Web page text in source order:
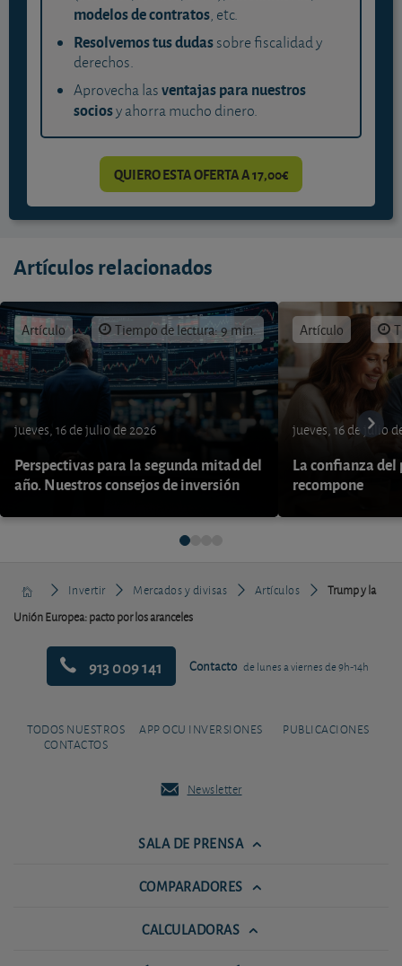
modelos de contratos, etc.
Resolvemos tus dudassobre fiscalidad y
derechos.
Aprovecha lasventajas para nuestros
sociosy ahorra mucho dinero.
QUIERO ESTA OFERTA A 17,00€
Artículos relacionados
Artículo Tiempo de lectura: 9 min.
jueves, 16 de julio de 2026
Perspectivas para la segunda mitad del
año. Nuestros consejos de inversión
Artículo
jueves, 16 de julio
La confianza del
recompone
Invertir Mercados y divisas Artículos
Trump y la
Unión Europea: pacto por los aranceles
913 009 141 Contacto de lunes a viernes de 9h-14h
TODOS NUESTROS
CONTACTOS
APP OCU INVERSIONES PUBLICACIONES
Newsletter
SALA DE PRENSA
COMPARADORES
CALCULADORAS